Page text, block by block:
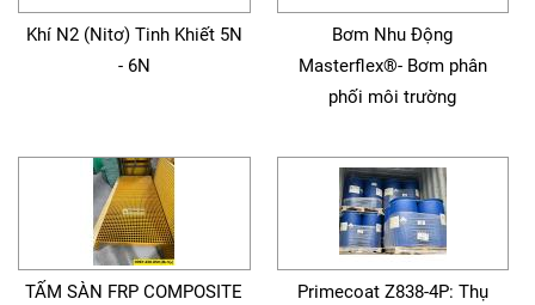
Khí N2 (Nitơ) Tinh Khiết 5N
- 6N
Bơm Nhu Động
Masterflex®- Bơm phân
phối môi trường
TẤM SÀN FRP COMPOSITE
Primecoat Z838-4P: Thụ